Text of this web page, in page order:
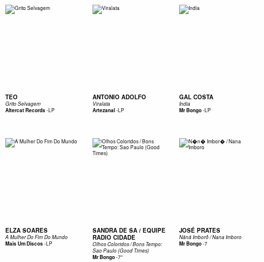
TEO
Grito Selvagem
Altercat Records-LP
ANTONIO ADOLFO
Viralata
Artezanal-LP
GAL COSTA
India
Mr Bongo-LP
ELZA SOARES
A Mulher Do Fim Do Mundo
Mais Um Discos-LP
SANDRA DE SA / EQUIPE
RADIO CIDADE
Olhos Coloridos / Bons Tempo:
Sao Paulo (Good Times)
Mr Bongo-7"
JOSÉ PRATES
Nãnã Imborô / Nana Imboro
Mr Bongo-7